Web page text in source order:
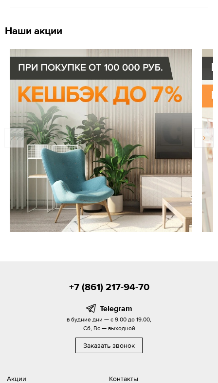
Наши акции
Акции
Контакты
+7 (861) 217-94-70
Telegram
в будние дни — с 9.00 до 19.00,
Сб, Вс — выходной
Заказать звонок